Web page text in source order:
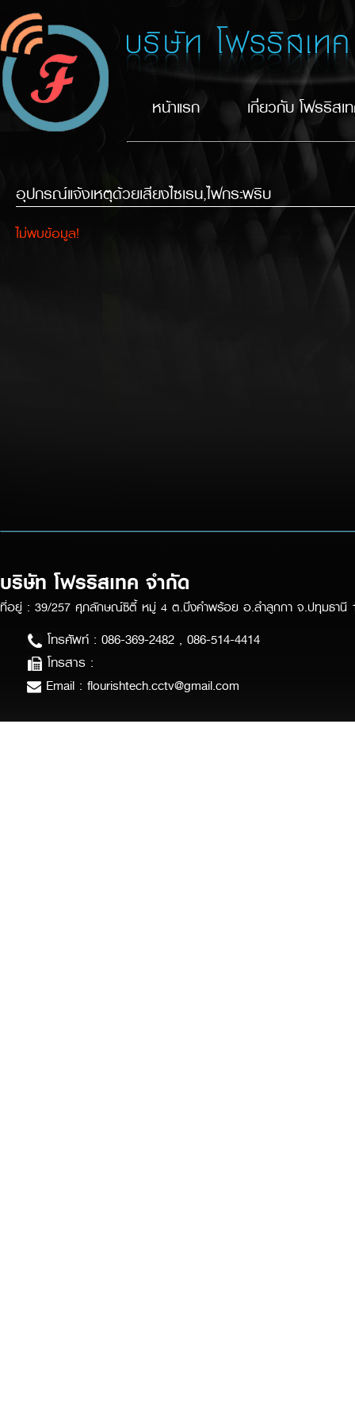
หน้าแรก เกี่ยวกับ โฟรริสเ
อุปกรณ์แจ้งเหตุด้วยเสียงไซเรน,ไฟกระพริบ
ไม่พบข้อมูล!
บริษัท โฟรริสเทค จำกัด
ที่อยู่ : 39/257 ศุภลักษณ์ซิตี้ หมู่ 4 ต.บึงคำพร้อย อ.ลำลูกกา จ.ปทุมธานี
โทรศัพท์ : 086-369-2482 , 086-514-4414
โทรสาร :
Email : flourishtech.cctv@gmail.com